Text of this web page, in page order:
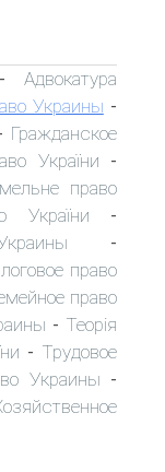
Адвокатура
Украины -
Гражданское
України -
право
України -
-
право
право
- Теорія
- Трудовое
Украины -